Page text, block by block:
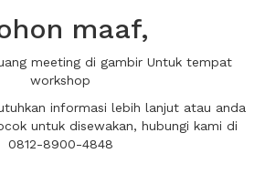
maaf,
meeting di gambir Untuk tempat
workshop
informasi lebih lanjut atau anda
untuk disewakan, hubungi kami di
0812-8900-4848